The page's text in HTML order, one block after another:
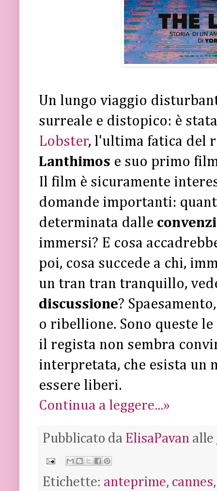
Un lungo viaggio
surreale e distopico: è
Lobster, l'ultima fatica del
Lanthimos e suo primo
Il film è sicuramente
domande importanti:
determinata dalle
immersi? E cosa
poi, cosa succede a chi,
un tran tran tranquillo,
discussione?
o ribellione. Sono queste
il regista non sembra
interpretata, che esista un
essere liberi.
Continua a leggere...»
Pubblicato da ElisaPavan alle
Etichette: anteprime, cannes